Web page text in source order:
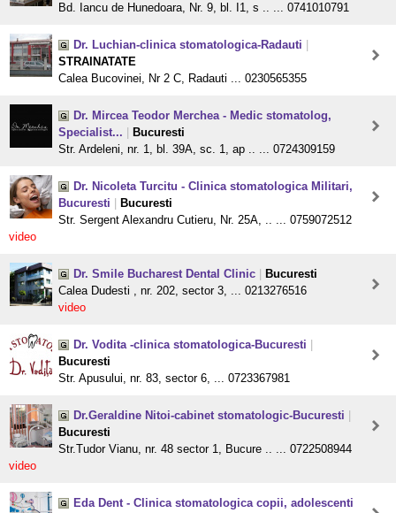
Bd. Iancu de Hunedoara, Nr. 9, bl. I1, s .. ... 0741010791
Dr. Luchian-clinica stomatologica-Radauti
STRAINATATE
Calea Bucovinei, Nr 2 C, Radauti ... 0230565355
Dr. Mircea Teodor Merchea - Medic stomatolog,
Specialist...
Bucuresti
Str. Ardeleni, nr. 1, bl. 39A, sc. 1, ap .. ... 0724309159
Dr. Nicoleta Turcitu - Clinica stomatologica Militari,
Bucuresti
Bucuresti
Str. Sergent Alexandru Cutieru, Nr. 25A, .. ... 0759072512
video
Dr. Smile Bucharest Dental Clinic
Bucuresti
Calea Dudesti , nr. 202, sector 3, ... 0213276516
video
Dr. Vodita -clinica stomatologica-Bucuresti
Bucuresti
Str. Apusului, nr. 83, sector 6, ... 0723367981
Dr.Geraldine Nitoi-cabinet stomatologic-Bucuresti
Bucuresti
Str.Tudor Vianu, nr. 48 sector 1, Bucure .. ... 0722508944
video
Eda Dent - Clinica stomatologica copii, adolescenti